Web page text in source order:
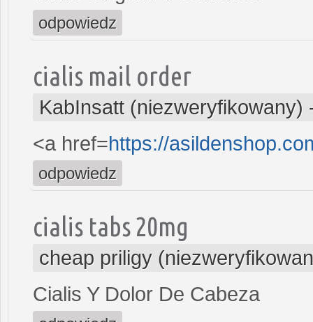
odpowiedz
cialis mail order
KabInsatt (niezweryfikowany)
<a href=https://
odpowiedz
cialis tabs 20mg
cheap priligy
Cialis Y Dolor De Cabeza